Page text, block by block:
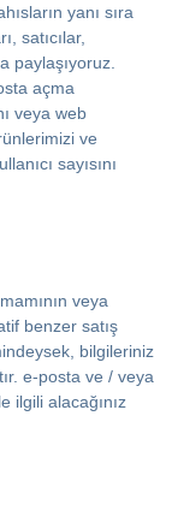
yanı sıra
satıcılar,
paylaşıyoruz.
açma
veya web
ve
sayısını
veya
benzer satış
bilgileriniz
e-posta ve / veya
ilgili alacağınız